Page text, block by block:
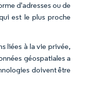
d'adresses ou de
est le plus proche
liées à la vie privée,
géospatiales a
doivent être